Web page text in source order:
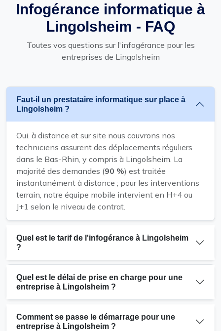
Infogérance informatique à
Lingolsheim - FAQ
Toutes vos questions sur l'infogérance pour les
entreprises de Lingolsheim
Faut-il un prestataire informatique sur place à
Lingolsheim ?
Oui. à distance et sur site nous couvrons nos
techniciens assurent des déplacements réguliers
dans le Bas-Rhin, y compris à Lingolsheim. La
majorité des demandes (90 %) est traitée
instantanément à distance ; pour les interventions
terrain, notre équipe mobile intervient en H+4 ou
J+1 selon le niveau de contrat.
Quel est le tarif de l'infogérance à Lingolsheim
?
Quel est le délai de prise en charge pour une
entreprise à Lingolsheim ?
Comment se passe le démarrage pour une
entreprise à Lingolsheim ?